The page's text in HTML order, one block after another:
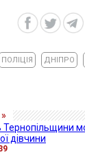
ПОЛІЦІЯ ДНІПРО
дівчини